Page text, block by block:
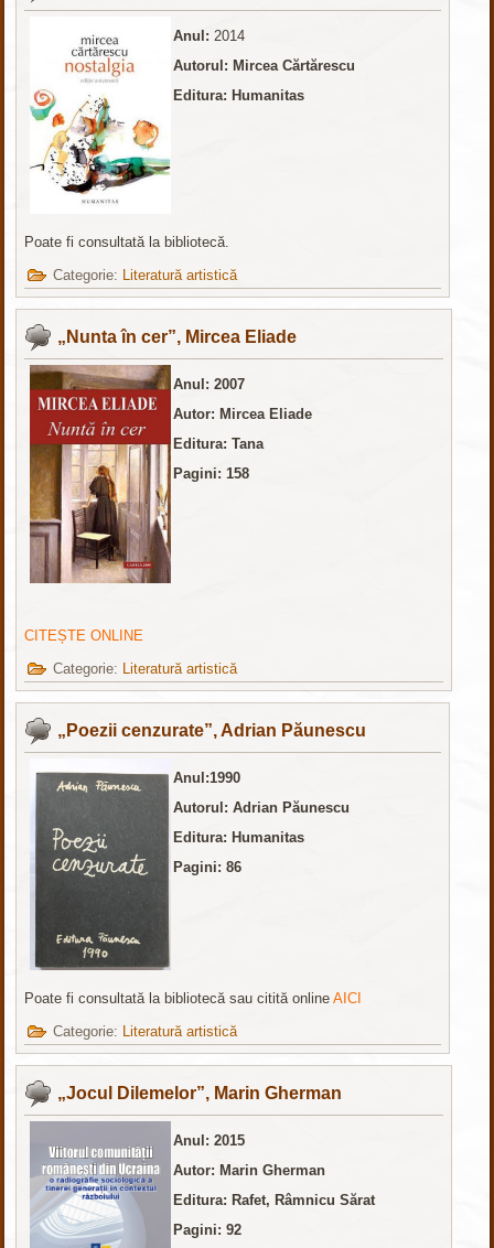
Anul:2014
Autorul: Mircea Cărtărescu
Editura: Humanitas
Poate fi consultată la bibliotecă.
Categorie:
Literatură artistică
„Nunta în cer”, Mircea Eliade
Anul: 2007
Autor: Mircea Eliade
Editura: Tana
Pagini: 158
CITEȘTE ONLINE
Categorie:
Literatură artistică
„Poezii cenzurate”, Adrian Păunescu
Anul:1990
Autorul: Adrian Păunescu
Editura: Humanitas
Pagini: 86
Poate fi consultată la bibliotecă sau citită onlineAICI
Categorie:
Literatură artistică
„Jocul Dilemelor”, Marin Gherman
Anul: 2015
Autor: Marin Gherman
Editura: Rafet, Râmnicu Sărat
Pagini: 92